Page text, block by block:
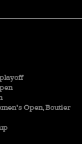
Open, Boutier